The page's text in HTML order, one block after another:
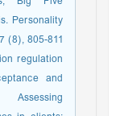
Personality
(8), 805-811.
regulation
and
Assessing